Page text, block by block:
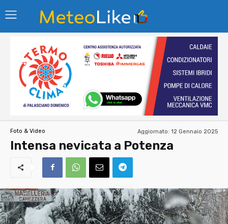
Foto & Video Aggiornato: 12 Gennaio 2025
Intensa nevicata a Potenza